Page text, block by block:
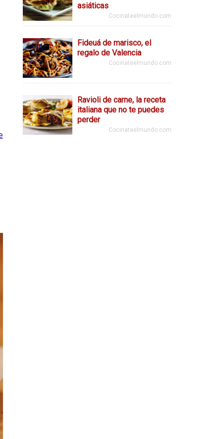
asiáticas
Cocinateelmundo.com
Fideuá de marisco, el
regalo de Valencia
Cocinateelmundo.com
Ravioli de carne, la receta
italiana que no te puedes
perder
Cocinateelmundo.com